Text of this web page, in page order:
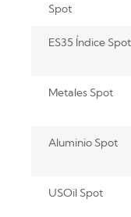
Spot
ES35 Índice Spot
Metales Spot
Aluminio Spot
USOil Spot